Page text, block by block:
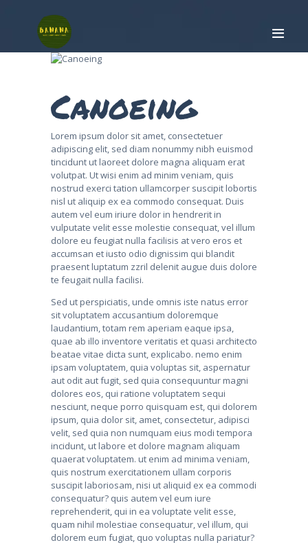
SURF LESSON
ARUGAM BAY
CONTACT
BOOK NOW
Canoeing
Lorem ipsum dolor sit amet, consectetuer
adipiscing elit, sed diam nonummy nibh euismod
tincidunt ut laoreet dolore magna aliquam erat
volutpat. Ut wisi enim ad minim veniam, quis
nostrud exerci tation ullamcorper suscipit lobortis
nisl ut aliquip ex ea commodo consequat. Duis
autem vel eum iriure dolor in hendrerit in
vulputate velit esse molestie consequat, vel illum
dolore eu feugiat nulla facilisis at vero eros et
accumsan et iusto odio dignissim qui blandit
praesent luptatum zzril delenit augue duis dolore
te feugait nulla facilisi.
Sed ut perspiciatis, unde omnis iste natus error
sit voluptatem accusantium doloremque
laudantium, totam rem aperiam eaque ipsa,
quae ab illo inventore veritatis et quasi architecto
beatae vitae dicta sunt, explicabo. nemo enim
ipsam voluptatem, quia voluptas sit, aspernatur
aut odit aut fugit, sed quia consequuntur magni
dolores eos, qui ratione voluptatem sequi
nesciunt, neque porro quisquam est, qui dolorem
ipsum, quia dolor sit, amet, consectetur, adipisci
velit, sed quia non numquam eius modi tempora
incidunt, ut labore et dolore magnam aliquam
quaerat voluptatem. ut enim ad minima veniam,
quis nostrum exercitationem ullam corporis
suscipit laboriosam, nisi ut aliquid ex ea commodi
consequatur? quis autem vel eum iure
reprehenderit, qui in ea voluptate velit esse,
quam nihil molestiae consequatur, vel illum, qui
dolorem eum fugiat, quo voluptas nulla pariatur?